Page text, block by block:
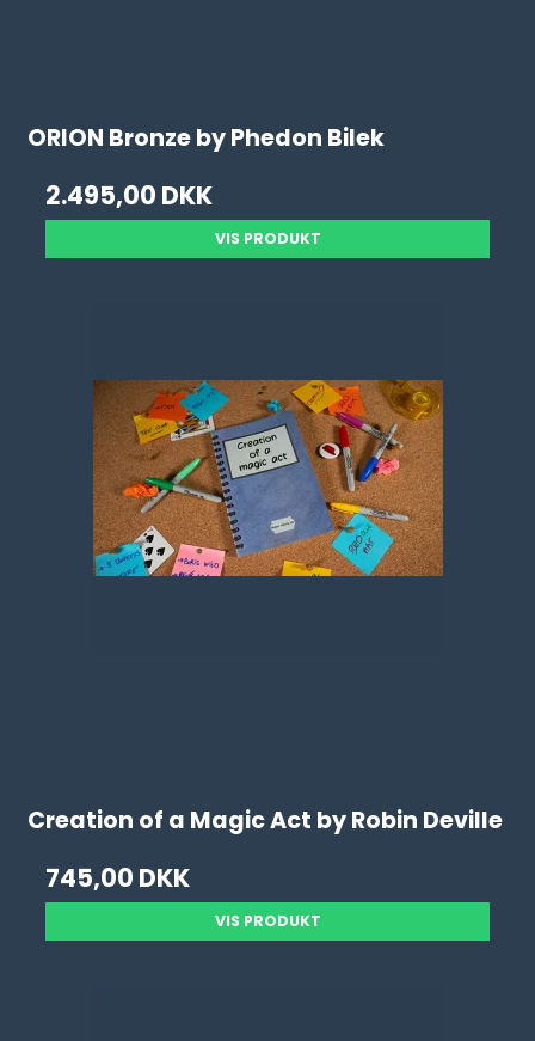
ORION Bronze by Phedon Bilek
2.495,00 DKK
VIS PRODUKT
Creation of a Magic Act by Robin Deville
745,00 DKK
VIS PRODUKT